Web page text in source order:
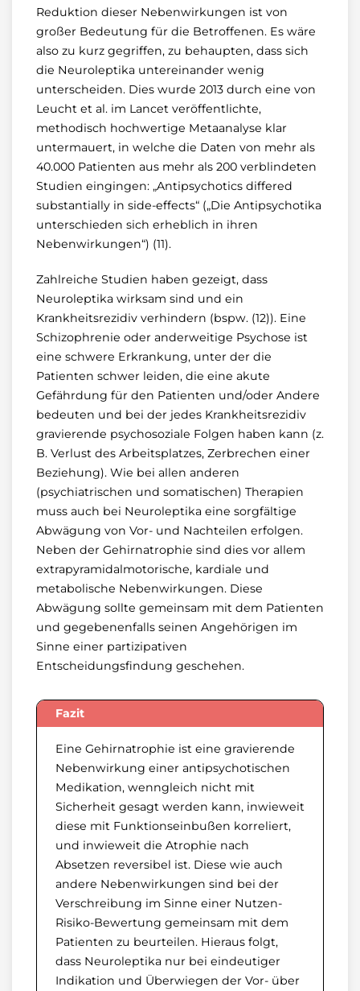
Reduktion dieser Nebenwirkungen ist von
großer Bedeutung für die Betroffenen. Es wäre
also zu kurz gegriffen, zu behaupten, dass sich
die Neuroleptika untereinander wenig
unterscheiden. Dies wurde 2013 durch eine von
Leucht et al. im Lancet veröffentlichte,
methodisch hochwertige Metaanalyse klar
untermauert, in welche die Daten von mehr als
40.000 Patienten aus mehr als 200 verblindeten
Studien eingingen: „Antipsychotics differed
substantially in side-effects“ („Die Antipsychotika
unterschieden sich erheblich in ihren
Nebenwirkungen“) (11).
Zahlreiche Studien haben gezeigt, dass
Neuroleptika wirksam sind und ein
Krankheitsrezidiv verhindern (bspw. (12)). Eine
Schizophrenie oder anderweitige Psychose ist
eine schwere Erkrankung, unter der die
Patienten schwer leiden, die eine akute
Gefährdung für den Patienten und/oder Andere
bedeuten und bei der jedes Krankheitsrezidiv
gravierende psychosoziale Folgen haben kann (z.
B. Verlust des Arbeitsplatzes, Zerbrechen einer
Beziehung). Wie bei allen anderen
(psychiatrischen und somatischen) Therapien
muss auch bei Neuroleptika eine sorgfältige
Abwägung von Vor- und Nachteilen erfolgen.
Neben der Gehirnatrophie sind dies vor allem
extrapyramidalmotorische, kardiale und
metabolische Nebenwirkungen. Diese
Abwägung sollte gemeinsam mit dem Patienten
und gegebenenfalls seinen Angehörigen im
Sinne einer partizipativen
Entscheidungsfindung geschehen.
Fazit
Eine Gehirnatrophie ist eine gravierende
Nebenwirkung einer antipsychotischen
Medikation, wenngleich nicht mit
Sicherheit gesagt werden kann, inwieweit
diese mit Funktionseinbußen korreliert,
und inwieweit die Atrophie nach
Absetzen reversibel ist. Diese wie auch
andere Nebenwirkungen sind bei der
Verschreibung im Sinne einer Nutzen-
Risiko-Bewertung gemeinsam mit dem
Patienten zu beurteilen. Hieraus folgt,
dass Neuroleptika nur bei eindeutiger
Indikation und Überwiegen der Vor- über